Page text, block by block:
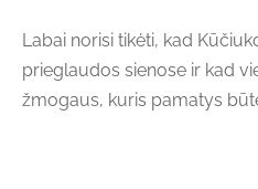
Labai norisi tikėti, kad
prieglaudos sienose ir kad
žmogaus, kuris pamatys